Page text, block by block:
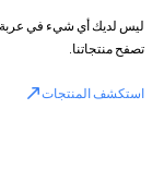
ليس لديك أي شيء في عربة
تصفح منتجاتنا.
استكشف المنتجات